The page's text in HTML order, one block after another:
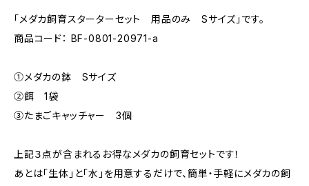
「メダカ飼育スターターセット 用品のみ Sサイズ」です。
商品コード： BF-0801-20971-a
①メダカの鉢 Sサイズ
②餌 1袋
③たまごキャッチャー 3個
上記３点が含まれるお得なメダカの飼育セットです！
あとは「生体」と「水」を用意するだけで、簡単・手軽にメダカの飼